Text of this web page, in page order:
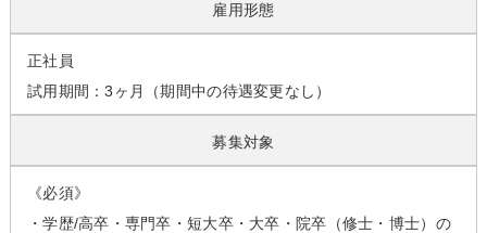
雇用形態
正社員
試用期間：3ヶ月（期間中の待遇変更なし）
募集対象
《必須》
・学歴/高卒・専門卒・短大卒・大卒・院卒（修士・博士）の